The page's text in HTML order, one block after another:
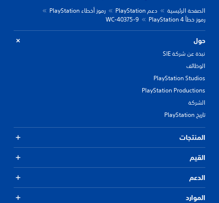
الصفحة الرئيسية دعم PlayStation
رموز أخطاء PlayStation
رموز خطأ PlayStation 4
WC-40375-9
حول
نبذة عن شركة SIE
الوظائف
PlayStation Studios
PlayStation Productions
الشركة
تاريخ PlayStation
المنتجات
القيم
الدعم
الموارد